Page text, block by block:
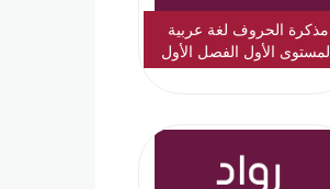
مذكرة الحروف لغة عربية
المستوى الأول الفصل الأول